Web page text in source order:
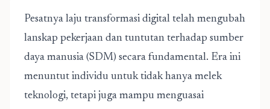
Pesatnya laju transformasi digital telah mengubah
lanskap pekerjaan dan tuntutan terhadap sumber
daya manusia (SDM) secara fundamental. Era ini
menuntut individu untuk tidak hanya melek
teknologi, tetapi juga mampu menguasai